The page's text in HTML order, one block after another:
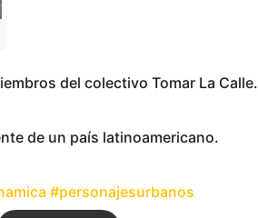
del colectivo Tomar La Calle.
de un país latinoamericano.
#personajesurbanos